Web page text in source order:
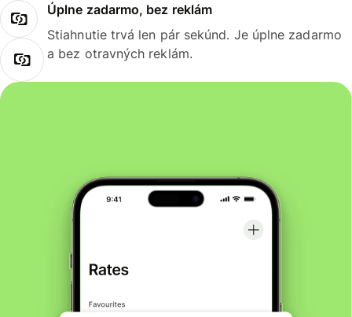
Úplne zadarmo, bez reklám
Stiahnutie trvá len pár sekúnd. Je úplne zadarmo
a bez otravných reklám.